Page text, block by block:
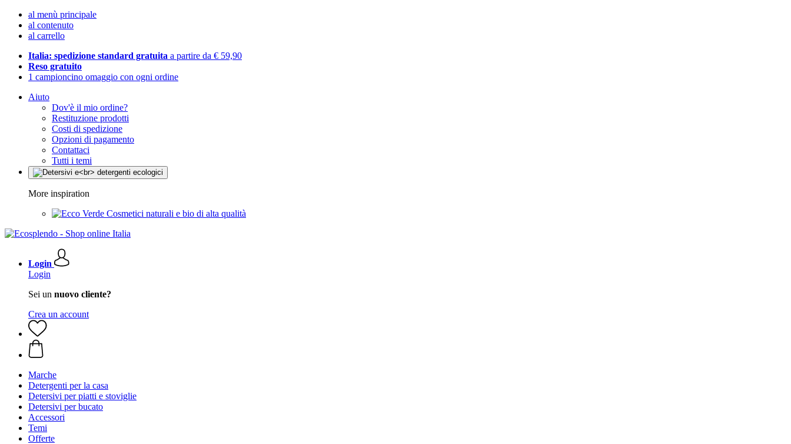
al menù principale
al contenuto
al carrello
Italia: spedizione standard gratuita a partire da € 59,90
Reso gratuito
1 campioncino omaggio con ogni ordine
Aiuto
Dov'è il mio ordine?
Restituzione prodotti
Costi di spedizione
Opzioni di pagamento
Contattaci
Tutti i temi
More inspiration
Cosmetici naturali e bio di alta qualità
Login
Login
Sei un nuovo cliente?
Crea un account
Marche
Detergenti per la casa
Detersivi per piatti e stoviglie
Detersivi per bucato
Accessori
Temi
Offerte